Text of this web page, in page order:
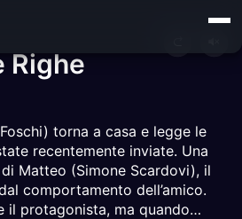
Righe
torna a casa e legge le
recentemente inviate. Una
Matteo (Simone Scardovi), il
comportamento dell’amico.
il protagonista, ma quando